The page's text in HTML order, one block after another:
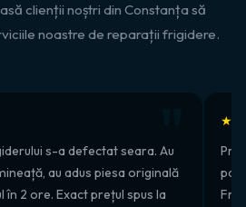
clienții noștri din Constanța să
noastre de reparații frigidere.
s-a defectat seara. Au
au adus piesa originală
în 2 ore. Exact prețul spus la
pas